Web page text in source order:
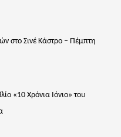
στο Σινέ Κάστρο – Πέμπτη
«10 Χρόνια Ιόνιο» του